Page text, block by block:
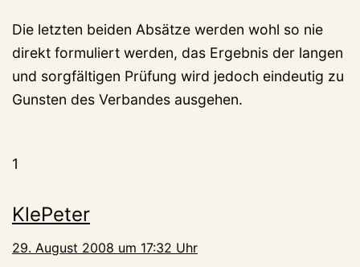
Die letzten beiden Absätze werden wohl so nie
direkt formuliert werden, das Ergebnis der langen
und sorgfältigen Prüfung wird jedoch eindeutig zu
Gunsten des Verbandes ausgehen.
1
KlePeter
29. August 2008 um 17:32 Uhr